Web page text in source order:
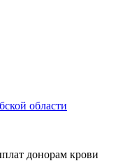
области
донорам крови